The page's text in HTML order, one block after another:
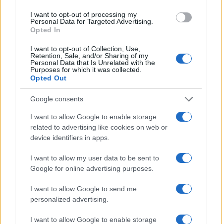
I want to opt-out of processing my
Personal Data for Targeted Advertising.
Opted In
I want to opt-out of Collection, Use,
Retention, Sale, and/or Sharing of my
Personal Data that Is Unrelated with the
Purposes for which it was collected.
Opted Out
Google consents
I want to allow Google to enable storage
related to advertising like cookies on web or
device identifiers in apps.
I want to allow my user data to be sent to
Google for online advertising purposes.
I want to allow Google to send me
personalized advertising.
I want to allow Google to enable storage
CIENCIA Y TECNOLOGÍA
Eclipse solar 2026: Todo lo que necesitas
El 8 de abril de 2026, el cielo…
CIENCIA Y TECNOLOGÍA